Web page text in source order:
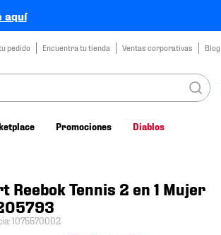
aquí
pedido Encuentra tu tienda Ventas corporativas Blog
Promociones Diablos
Reebok Tennis 2 en 1 Mujer
:1075570002